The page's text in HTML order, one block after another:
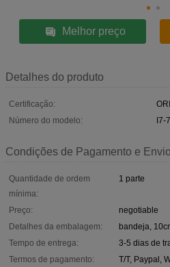
Melhor preço
Detalhes do produto
Certificação:
Número do modelo:
I7-
Condições de Pagamento e Envio
Quantidade de ordem
mínima:
1 parte
Preço:
negotiable
Detalhes da embalagem:
bandeja,
Tempo de entrega:
3-5 dias de
Termos de pagamento:
T/T, Paypal,